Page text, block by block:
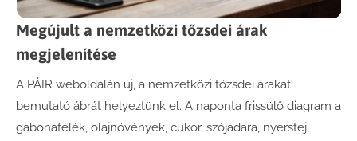
Megújult a nemzetközi tőzsdei árak
megjelenítése
A PÁIR weboldalán új, a nemzetközi tőzsdei árakat
bemutató ábrát helyeztünk el. A naponta frissülő diagram a
gabonafélék, olajnövények, cukor, szójadara, nyerstej,